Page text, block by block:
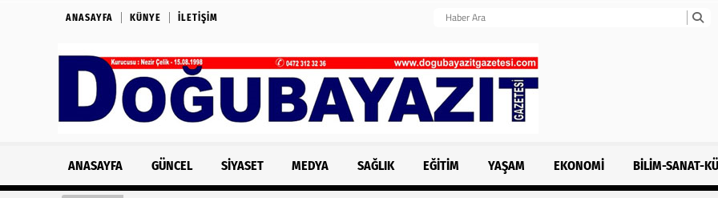
ANASAYFA KÜNYE İLETIŞIM
ANASAYFA GÜNCEL SIYASET MEDYA SAĞLIK EĞITIM YAŞAM EKONOMI BILIM-SANAT-